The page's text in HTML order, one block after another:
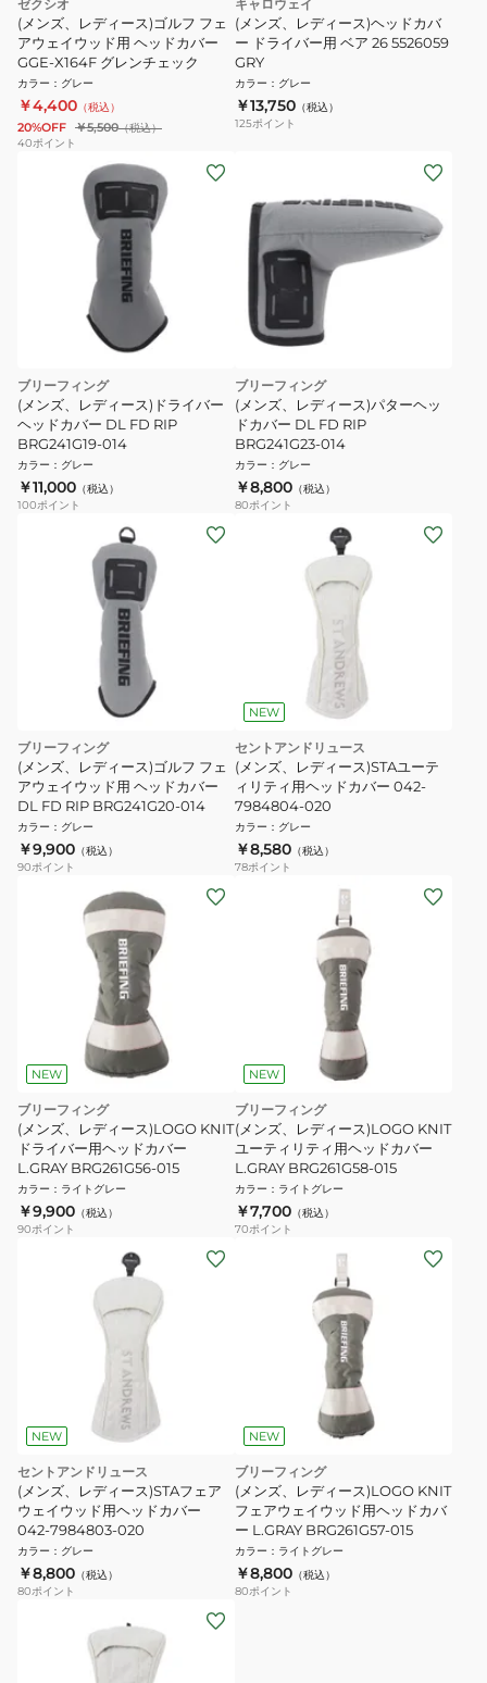
ゼクシオ
(メンズ、レディース)ゴルフ フェ
アウェイウッド用 ヘッドカバー
GGE-X164F グレンチェック
カラー ： グレー
￥4,400 （税込）
20%OFF ￥5,500（税込）
40ポイント
キャロウェイ
(メンズ、レディース)ヘッドカバ
ー ドライバー用 ベア 26 5526059
GRY
カラー ： グレー
￥13,750 （税込）
125ポイント
ブリーフィング
(メンズ、レディース)ドライバー
ヘッドカバー DL FD RIP
BRG241G19-014
カラー ： グレー
￥11,000 （税込）
100ポイント
ブリーフィング
(メンズ、レディース)パターヘッ
ドカバー DL FD RIP
BRG241G23-014
カラー ： グレー
￥8,800 （税込）
80ポイント
ブリーフィング
(メンズ、レディース)ゴルフ フェ
アウェイウッド用 ヘッドカバー
DL FD RIP BRG241G20-014
カラー ： グレー
￥9,900 （税込）
90ポイント
NEW
セントアンドリュース
(メンズ、レディース)STAユーテ
ィリティ用ヘッドカバー 042-
7984804-020
カラー ： グレー
￥8,580 （税込）
78ポイント
NEW
ブリーフィング
(メンズ、レディース)LOGO KNIT
ドライバー用ヘッドカバー
L.GRAY BRG261G56-015
カラー ： ライトグレー
￥9,900 （税込）
90ポイント
NEW
ブリーフィング
(メンズ、レディース)LOGO KNIT
ユーティリティ用ヘッドカバー
L.GRAY BRG261G58-015
カラー ： ライトグレー
￥7,700 （税込）
70ポイント
NEW
セントアンドリュース
(メンズ、レディース)STAフェア
ウェイウッド用ヘッドカバー
042-7984803-020
カラー ： グレー
￥8,800 （税込）
80ポイント
NEW
ブリーフィング
(メンズ、レディース)LOGO KNIT
フェアウェイウッド用ヘッドカバ
ー L.GRAY BRG261G57-015
カラー ： ライトグレー
￥8,800 （税込）
80ポイント